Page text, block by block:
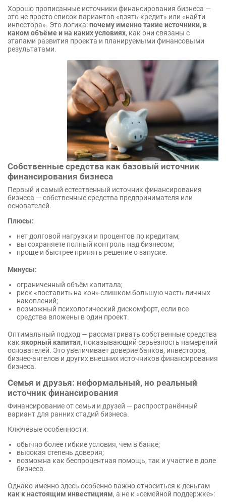
Хорошо прописанные источники финансирования бизнеса —
это не просто список вариантов «взять кредит» или «найти
инвестора». Это логика:почему именно такие источники, в
каком объёме и на каких условиях, как они связаны с
этапами развития проекта и планируемыми финансовыми
результатами.
Собственные средства как базовый источник
финансирования бизнеса
Первый и самый естественный источник финансирования
бизнеса — собственные средства предпринимателя или
основателей.
Плюсы:
нет долговой нагрузки и процентов по кредитам;
вы сохраняете полный контроль над бизнесом;
проще и быстрее принять решение о запуске.
Минусы:
ограниченный объём капитала;
риск «поставить на кон» слишком большую часть личных
накоплений;
возможный психологический дискомфорт, если все
средства вложены в один проект.
Оптимальный подход — рассматривать собственные средства
как якорный капитал, показывающий серьёзность намерений
основателей. Это увеличивает доверие банков, инвесторов,
бизнес-ангелов и других внешних источников финансирования
бизнеса.
Семья и друзья: неформальный, но реальный
источник финансирования
Финансирование от семьи и друзей — распространённый
вариант для ранних стадий бизнеса.
Ключевые особенности:
обычно более гибкие условия, чем в банке;
высокая степень доверия;
возможна как беспроцентная помощь, так и участие в доле
бизнеса.
Однако именно здесь особенно важно относиться к деньгам
как к настоящим инвестициям, а не к «семейной поддержке»: